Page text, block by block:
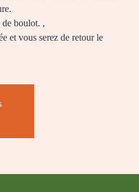
de boulot. ,
et vous serez de retour le